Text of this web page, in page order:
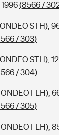
(8566 /
STH),
/ 303)
STH),
/ 304)
FLH),
/ 305)
FLH),